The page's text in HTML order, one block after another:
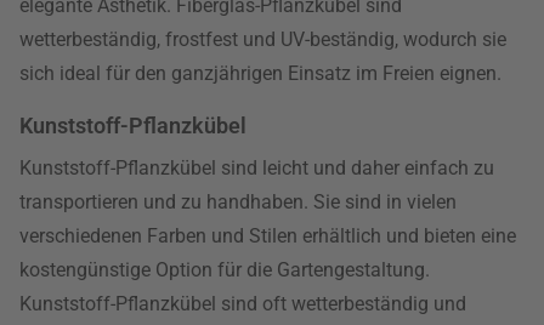
elegante Ästhetik. Fiberglas-Pflanzkübel sind
wetterbeständig, frostfest und UV-beständig, wodurch sie
sich ideal für den ganzjährigen Einsatz im Freien eignen.
Kunststoff-Pflanzkübel
Kunststoff-Pflanzkübel sind leicht und daher einfach zu
transportieren und zu handhaben. Sie sind in vielen
verschiedenen Farben und Stilen erhältlich und bieten eine
kostengünstige Option für die Gartengestaltung.
Kunststoff-Pflanzkübel sind oft wetterbeständig und